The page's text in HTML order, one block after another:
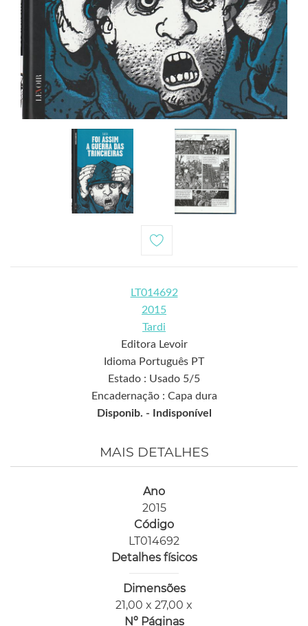
LT014692
2015
Tardi
Editora Levoir
Idioma Português PT
Estado : Usado 5/5
Encadernação : Capa dura
Disponib. -
Indisponível
MAIS DETALHES
Ano
2015
Código
LT014692
Detalhes físicos
Dimensões
21,00 x 27,00 x
Nº Páginas